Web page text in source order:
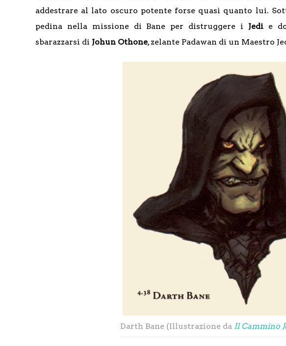
addestrare al lato oscuro potente forse quasi quanto lui.
pedina nella missione di Bane per distruggere i Jedie
sbarazzarsi di Johun Othone, zelante Padawan di un Maestro
Darth Bane (Illustrazione da Il Cammino